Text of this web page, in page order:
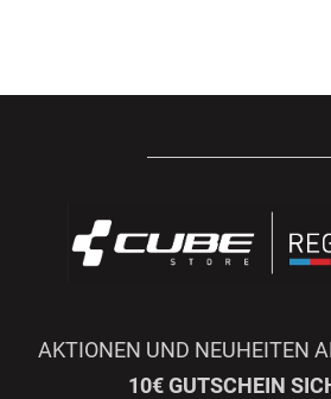
AKTIONEN UND NEUHEITEN
10€ GUTSCHEIN